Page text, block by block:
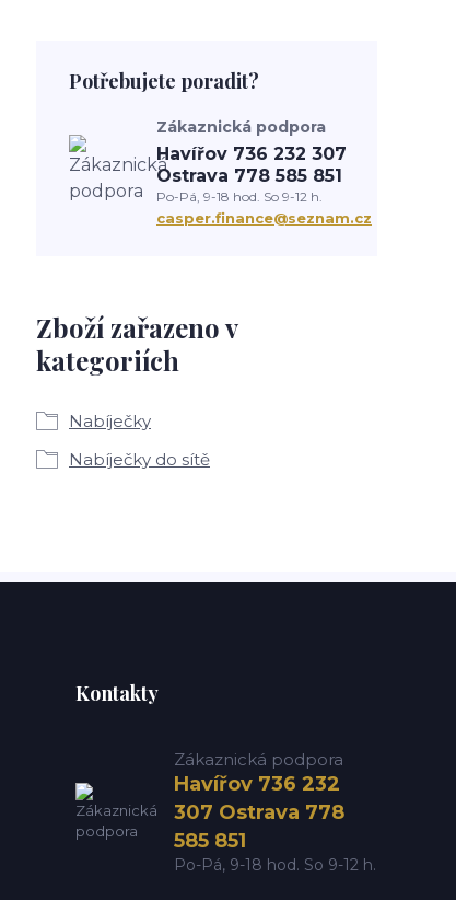
Zboží zařazeno v
kategoriích
Nabíječky
Nabíječky do sítě
Potřebujete poradit?
Zákaznická podpora
Havířov 736 232 307
Ostrava 778 585 851
Po-Pá, 9-18 hod. So 9-12 h.
casper.finance@seznam.cz
Kontakty
Zákaznická podpora
Havířov 736 232
307 Ostrava 778
585 851
Po-Pá, 9-18 hod. So 9-12 h.